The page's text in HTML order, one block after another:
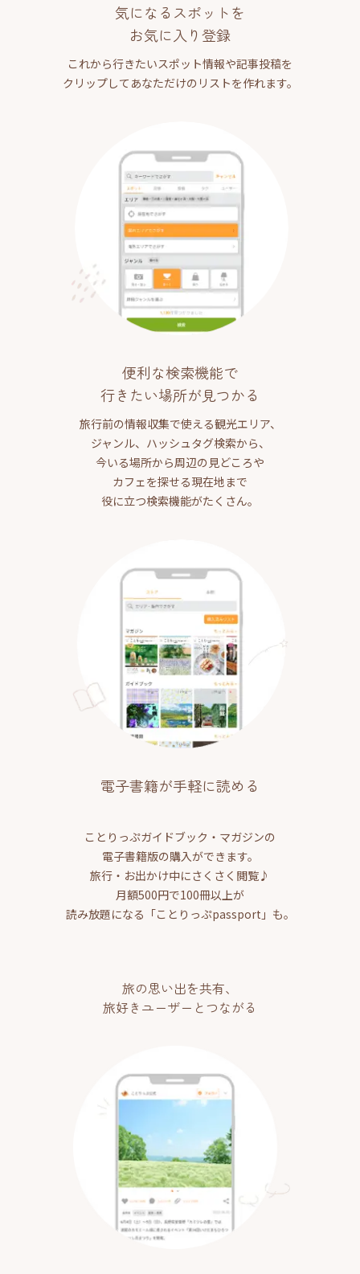
気になるスポットを
お気に入り登録
これから行きたいスポット情報や記事投稿を
クリップしてあなただけのリストを作れます。
便利な検索機能で
行きたい場所が見つかる
旅行前の情報収集で使える観光エリア、
ジャンル、ハッシュタグ検索から、
今いる場所から周辺の見どころや
カフェを探せる現在地まで
役に立つ検索機能がたくさん。
電子書籍が手軽に読める
ことりっぷガイドブック・マガジンの
電子書籍版の購入ができます。
旅行・お出かけ中にさくさく閲覧♪
月額500円で100冊以上が
読み放題になる「ことりっぷpassport」も。
旅の思い出を共有、
旅好きユーザーとつながる